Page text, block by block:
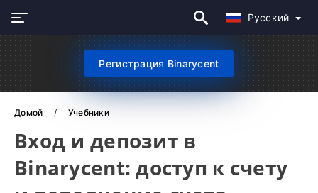
Русский
Регистрация Binarycent
Домой Учебники
Вход и депозит в
Binarycent: доступ к счету